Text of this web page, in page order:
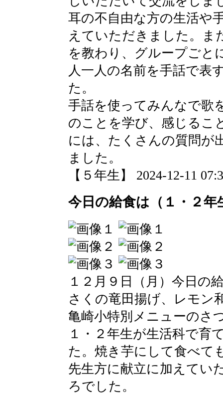
耳の不自由な方の生活や
えていただきました。ま
を教わり、グループごと
人一人の名前を手話で表
た。
手話を使ってみんなで歌
のことを学び、感じるこ
には、たくさんの質問が
ました。
【５年生】 2024-12-11
今日の給食は（１・２
１２月９日（月）今日の
さくの竜田揚げ、レモン
亀崎小特別メニューのさ
１・２年生が生活科で育
た。焼き芋にして食べて
先生方に献立に加えてい
ろでした。